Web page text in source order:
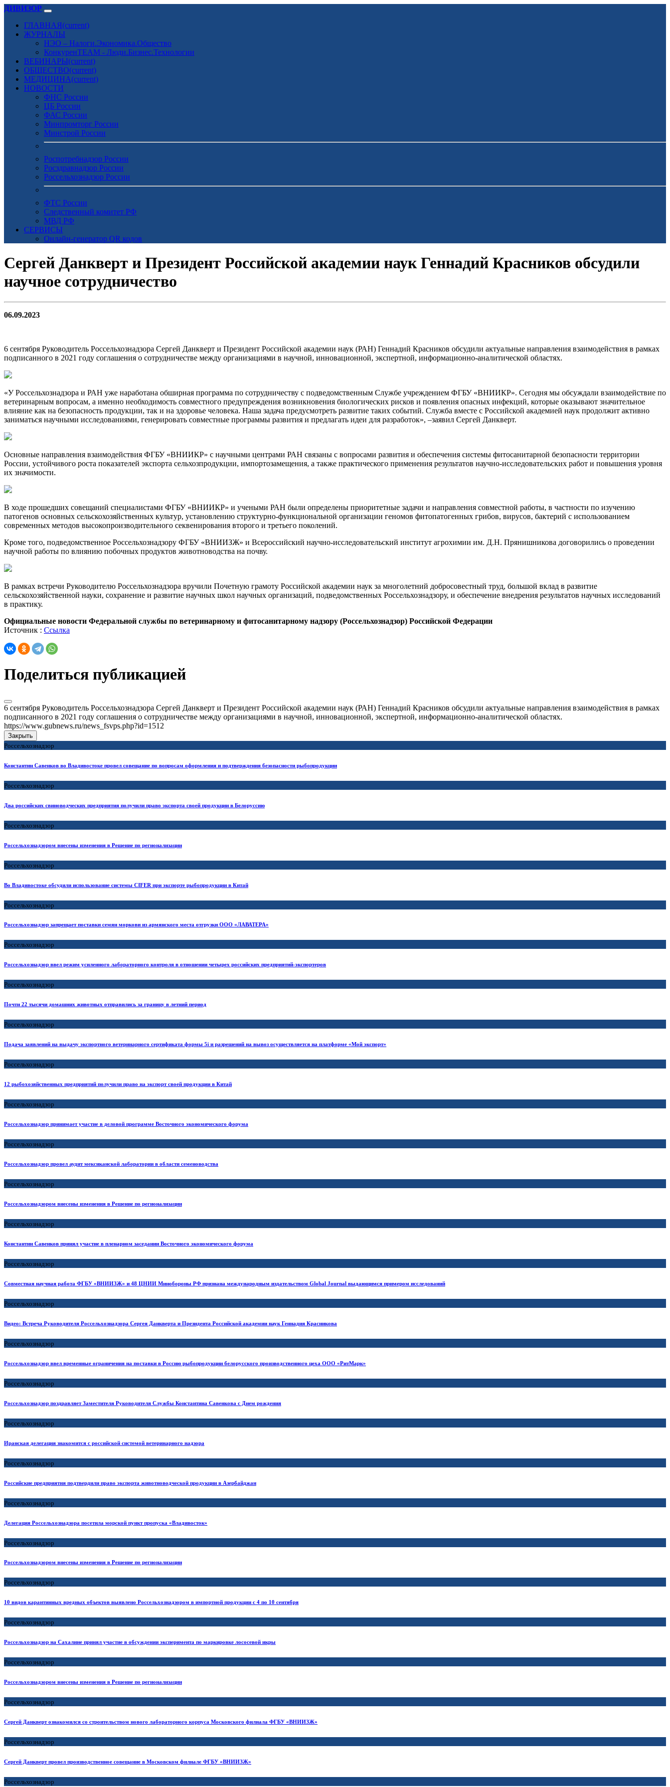
ДИВИЗОР
ГЛАВНАЯ(current)
ЖУРНАЛЫ
НЭО – Налоги.Экономика.Общество
КонкуренTEAM - Люди.Бизнес.Технологии
ВЕБИНАРЫ(current)
ОБЩЕСТВО(current)
МЕДИЦИНА(current)
НОВОСТИ
ФНС России
ЦБ России
ФАС России
Минпромторг России
Минстрой России
Роспотребнадзор России
Росздравнадзор России
Россельхознадзор России
ФТС России
Следственный комитет РФ
МВД РФ
СЕРВИСЫ
Онлайн-генератор QR кодов
Сергей Данкверт и Президент Российской академии наук Геннадий Красников обсудили
научное сотрудничество
06.09.2023
6 сентября Руководитель Россельхознадзора Сергей Данкверт и Президент Российской академии наук (РАН) Геннадий Красников обсудили актуальные направления взаимодействия в рамках
подписанного в 2021 году соглашения о сотрудничестве между организациями в научной, инновационной, экспертной, информационно-аналитической областях.
«У Россельхознадзора и РАН уже наработана обширная программа по сотрудничеству с подведомственным Службе учреждением ФГБУ «ВНИИКР». Сегодня мы обсуждали взаимодействие по
ветеринарным вопросам, а именно необходимость совместного предупреждения возникновения биологических рисков и появления опасных инфекций, которые оказывают значительное
влияние как на безопасность продукции, так и на здоровье человека. Наша задача предусмотреть развитие таких событий. Служба вместе с Российской академией наук продолжит активно
заниматься научными исследованиями, генерировать совместные программы развития и предлагать идеи для разработок», –заявил Сергей Данкверт.
Основные направления взаимодействия ФГБУ «ВНИИКР» с научными центрами РАН связаны с вопросами развития и обеспечения системы фитосанитарной безопасности территории
России, устойчивого роста показателей экспорта сельхозпродукции, импортозамещения, а также практического применения результатов научно-исследовательских работ и повышения уровня
их значимости.
В ходе прошедших совещаний специалистами ФГБУ «ВНИИКР» и учеными РАН были определены приоритетные задачи и направления совместной работы, в частности по изучению
патогенов основных сельскохозяйственных культур, установлению структурно-функциональной организации геномов фитопатогенных грибов, вирусов, бактерий с использованием
современных методов высокопроизводительного секвенирования второго и третьего поколений.
Кроме того, подведомственное Россельхознадзору ФГБУ «ВНИИЗЖ» и Всероссийский научно-исследовательский институт агрохимии им. Д.Н. Прянишникова договорились о проведении
научной работы по влиянию побочных продуктов животноводства на почву.
В рамках встречи Руководителю Россельхознадзора вручили Почетную грамоту Российской академии наук за многолетний добросовестный труд, большой вклад в развитие
сельскохозяйственной науки, сохранение и развитие научных школ научных организаций, подведомственных Россельхознадзору, и обеспечение внедрения результатов научных исследований
в практику.
Официальные новости Федеральной службы по ветеринарному и фитосанитарному надзору (Россельхознадзор) Российской Федерации
Источник : Ссылка
Поделиться публикацией
6 сентября Руководитель Россельхознадзора Сергей Данкверт и Президент Российской академии наук (РАН) Геннадий Красников обсудили актуальные направления взаимодействия в рамках
подписанного в 2021 году соглашения о сотрудничестве между организациями в научной, инновационной, экспертной, информационно-аналитической областях.
https://www.gubnews.ru/news_fsvps.php?id=1512
Закрыть
Россельхознадзор
Константин Савенков во Владивостоке провел совещание по вопросам оформления и подтверждения безопасности рыбопродукции
Россельхознадзор
Два российских свиноводческих предприятия получили право экспорта своей продукции в Белоруссию
Россельхознадзор
Россельхознадзором внесены изменения в Решение по регионализации
Россельхознадзор
Во Владивостоке обсудили использование системы CIFER при экспорте рыбопродукции в Китай
Россельхознадзор
Россельхознадзор запрещает поставки семян моркови из армянского места отгрузки ООО «ЛАВАТЕРА»
Россельхознадзор
Россельхознадзор ввел режим усиленного лабораторного контроля в отношении четырех российских предприятий-экспортеров
Россельхознадзор
Почти 22 тысячи домашних животных отправились за границу в летний период
Россельхознадзор
Подача заявлений на выдачу экспортного ветеринарного сертификата формы 5i и разрешений на вывоз осуществляется на платформе «Мой экспорт»
Россельхознадзор
12 рыбохозяйственных предприятий получили право на экспорт своей продукции в Китай
Россельхознадзор
Россельхознадзор принимает участие в деловой программе Восточного экономического форума
Россельхознадзор
Россельхознадзор провел аудит мексиканской лаборатории в области семеноводства
Россельхознадзор
Россельхознадзором внесены изменения в Решение по регионализации
Россельхознадзор
Константин Савенков принял участие в пленарном заседании Восточного экономического форума
Россельхознадзор
Совместная научная работа ФГБУ «ВНИИЗЖ» и 48 ЦНИИ Минобороны РФ признана международным издательством Global Journal выдающимся примером исследований
Россельхознадзор
Видео: Встреча Руководителя Россельхознадзора Сергея Данкверта и Президента Российской академии наук Геннадия Красникова
Россельхознадзор
Россельхознадзор ввел временные ограничения на поставки в Россию рыбопродукции белорусского производственного цеха ООО «РитМарк»
Россельхознадзор
Россельхознадзор поздравляет Заместителя Руководителя Службы Константина Савенкова с Днем рождения
Россельхознадзор
Иранская делегация знакомится с российской системой ветеринарного надзора
Россельхознадзор
Российские предприятия подтвердили право экспорта животноводческой продукции в Азербайджан
Россельхознадзор
Делегация Россельхознадзора посетила морской пункт пропуска «Владивосток»
Россельхознадзор
Россельхознадзором внесены изменения в Решение по регионализации
Россельхознадзор
10 видов карантинных вредных объектов выявлено Россельхознадзором в импортной продукции с 4 по 10 сентября
Россельхознадзор
Россельхознадзор на Сахалине принял участие в обсуждении эксперимента по маркировке лососевой икры
Россельхознадзор
Россельхознадзором внесены изменения в Решение по регионализации
Россельхознадзор
Сергей Данкверт ознакомился со строительством нового лабораторного корпуса Московского филиала ФГБУ «ВНИИЗЖ»
Россельхознадзор
Сергей Данкверт провел производственное совещание в Московском филиале ФГБУ «ВНИИЗЖ»
Россельхознадзор